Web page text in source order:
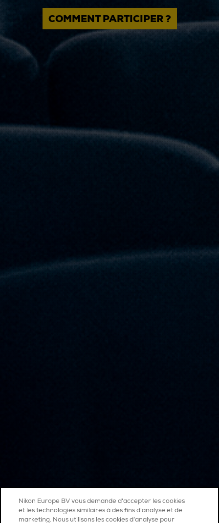
COMMENT PARTICIPER ?
Nikon Europe BV vous demande d'accepter les cookies
et les technologies similaires à des fins d'analyse et de
marketing. Nous utilisons les cookies d’analyse pour